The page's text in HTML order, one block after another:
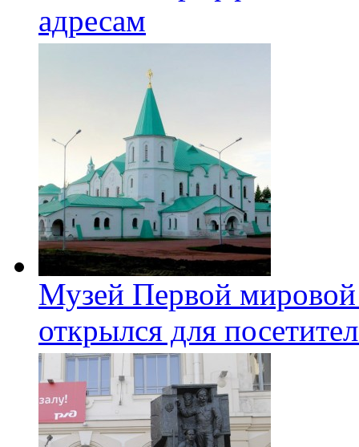
адресам
Музей Первой
открылся для